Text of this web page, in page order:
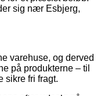
sig nær Esbjerg,
varehuse, og derved
på produkterne – til
sikre fri fragt.